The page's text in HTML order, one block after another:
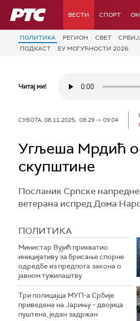
РТС ВЕСТИ СПОРТ
ПОЛИТИКА РЕГИОН СВЕТ
ПОДКАСТ
ЕУ МОГУЋНОСТИ 2026
Читај ми!
СУБОТА, 08.11.2025, 08:29 -> 09:04
Угљеша Мрдић
скупштине
Посланик Српске напредне
ветерана испред Дома
ПОЛИТИКА
Министар Вујић прихватио
иницијативу за брисање спорне
одредбе из предлога закона o
јавном тужилаштву
Три полицајца МУП-а Србије
приведена на Јарињу – двојица
пуштена, један задржан